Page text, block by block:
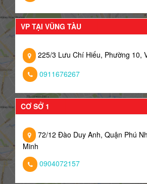
VP TẠI VŨNG TÀU
225/3 Lưu Chí Hiếu, Phường 10,
0911676267
CƠ SỞ 1
72/12 Đào Duy Anh, Quận Phú
Minh
0904072157